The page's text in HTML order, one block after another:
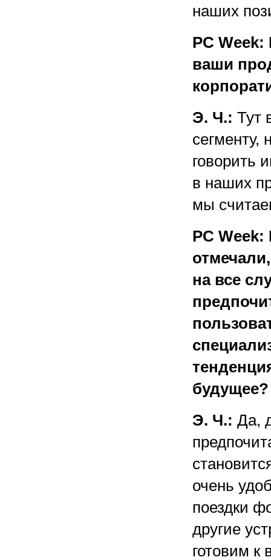
наших
PC Week:
ваши
Э. Ч.: Тут
говорить
в наших
мы
PC
на все
будущее?
Э. Ч.: Да,
очень
поездки
другие
готовим к